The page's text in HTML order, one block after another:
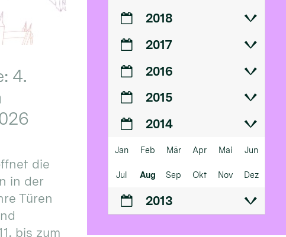
4.
die
in der
Türen
bis zum
2018
2017
2016
2015
2014
Jan Feb Mär Apr Mai Jun
Jul Aug Sep Okt Nov Dez
2013